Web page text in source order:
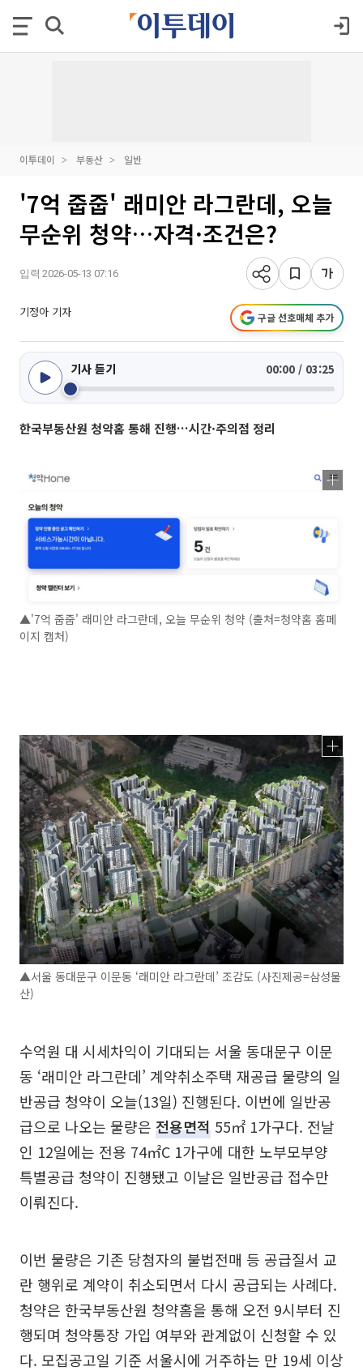
이투데이 부동산 일반
'7억 줍줍' 래미안 라그란데, 오늘
무순위 청약…자격·조건은?
입력 2026-05-13 07:16
기정아 기자 구글 선호매체 추가
기사 듣기 00:00 / 03:25
한국부동산원 청약홈 통해 진행…시간·주의점 정리
▲'7억 줍줍' 래미안 라그란데, 오늘 무순위 청약 (출처=청약홈 홈페
이지 캡처)
▲서울 동대문구 이문동 ‘래미안 라그란데’ 조감도 (사진제공=삼성물
산)
수억원 대 시세차익이 기대되는 서울 동대문구 이문
동 ‘래미안 라그란데’ 계약취소주택 재공급 물량의 일
반공급 청약이 오늘(13일) 진행된다. 이번에 일반공
급으로 나오는 물량은 전용면적 55㎡ 1가구다. 전날
인 12일에는 전용 74㎡C 1가구에 대한 노부모부양
특별공급 청약이 진행됐고 이날은 일반공급 접수만
이뤄진다.
이번 물량은 기존 당첨자의 불법전매 등 공급질서 교
란 행위로 계약이 취소되면서 다시 공급되는 사례다.
청약은 한국부동산원 청약홈을 통해 오전 9시부터 진
행되며 청약통장 가입 여부와 관계없이 신청할 수 있
다. 모집공고일 기준 서울시에 거주하는 만 19세 이상